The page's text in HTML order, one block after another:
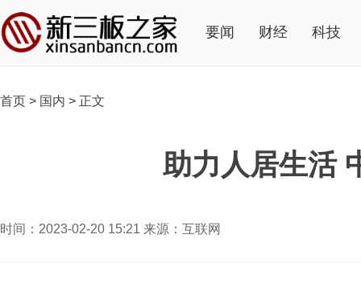
要闻 财经 科技
首页 > 国内 > 正文
助力人居生活
时间：2023-02-20 15:21 来源：互联网